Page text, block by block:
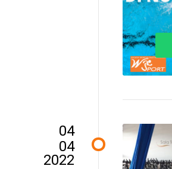
04
04
2022